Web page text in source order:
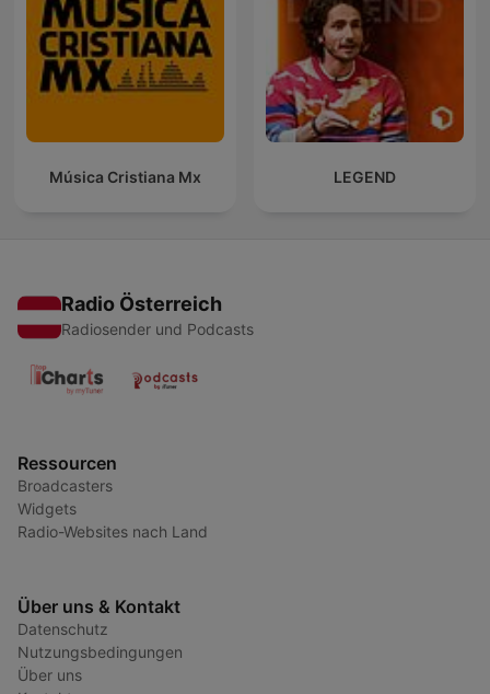
Música Cristiana Mx LEGEND
Radio Österreich
Radiosender und Podcasts
Ressourcen
Broadcasters
Widgets
Radio-Websites nach Land
Über uns & Kontakt
Datenschutz
Nutzungsbedingungen
Über uns